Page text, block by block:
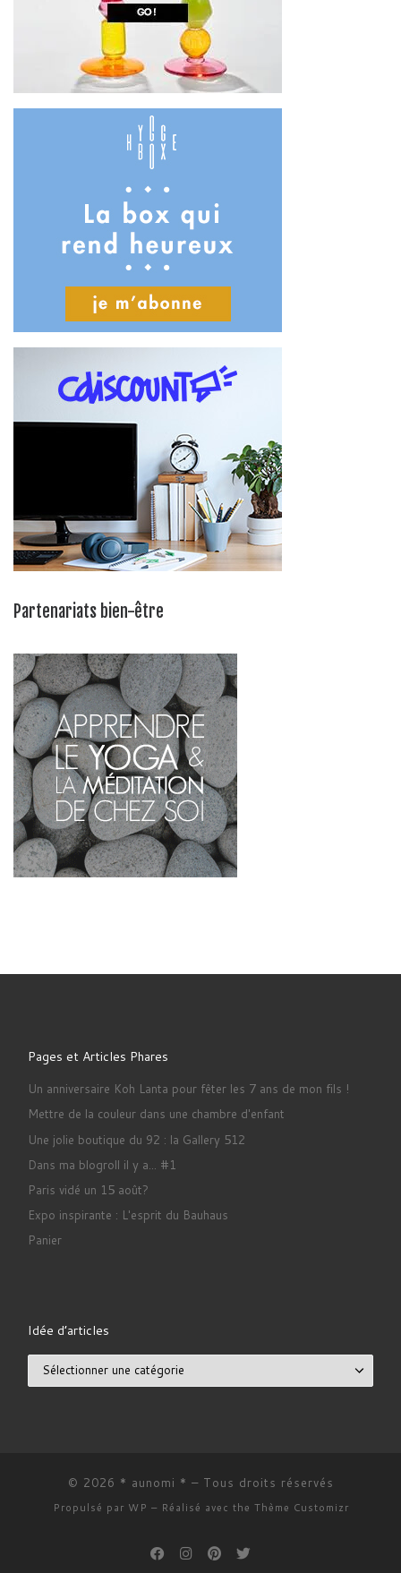
Partenariats bien-être
Pages et Articles Phares
Un anniversaire Koh Lanta pour fêter les 7 ans de mon fils !
Mettre de la couleur dans une chambre d'enfant
Une jolie boutique du 92 : la Gallery 512
Dans ma blogroll il y a... #1
Paris vidé un 15 août?
Expo inspirante : L'esprit du Bauhaus
Panier
Idée d’articles
© 2026 * aunomi * – Tous droits réservés
Propulsé par WP – Réalisé avec the Thème Customizr